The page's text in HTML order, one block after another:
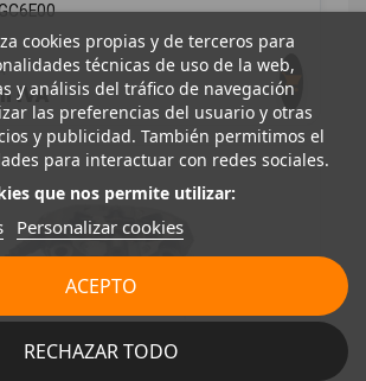
IVA
cookies propias y de terceros para
técnicas de uso de la web,
y análisis del tráfico de navegación
las preferencias del usuario y otras
y publicidad. También permitimos el
para interactuar con redes sociales.
que nos permite utilizar:
Personalizar cookies
RECHAZAR TODO
ACEPTO